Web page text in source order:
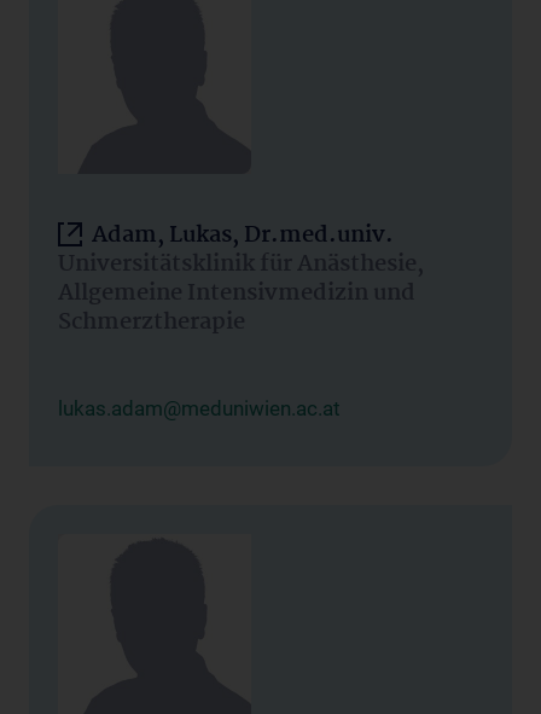
Adam, Lukas, Dr.med.univ.
Universitätsklinik für Anästhesie,
Allgemeine Intensivmedizin und
Schmerztherapie
lukas.adam@meduniwien.ac.at